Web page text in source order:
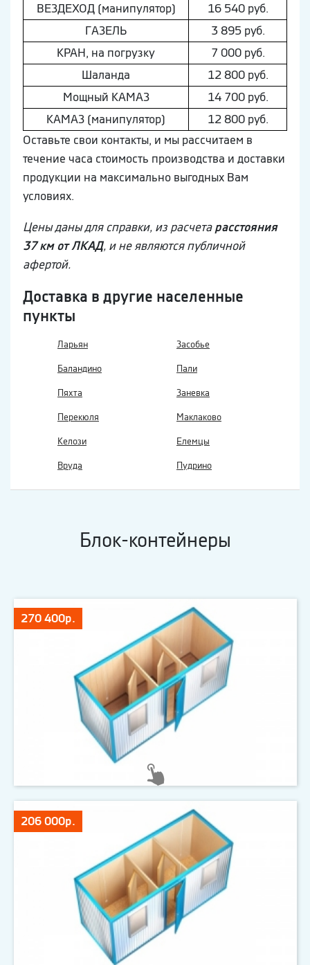
ВEЗДEХОД (манипулятор)
16 540 руб.
ГAЗEЛЬ
3 895 руб.
КРАН, на погрузку
7 000 руб.
Шaлaнда
12 800 руб.
Мощный КAМAЗ
14 700 руб.
КAМAЗ (манипулятор)
12 800 руб.
Оставьте свои контакты, и мы рассчитаем в
течение часа стоимость производства и доставки
продукции на максимально выгодных Вам
условиях.
Цены даны для справки, из расчетарасстояния
37 км от ЛКАД, и не являются публичной
афертой.
Доставка в другие населенные
пункты
Ларьян Засобье
Баландино Пали
Пяхта Заневка
Перекюля Маклаково
Келози Елемцы
Вруда Пудрино
Блок-контейнеры
270 400р.
206 000р.